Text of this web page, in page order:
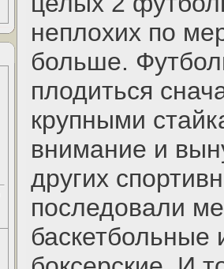
неплохих по
больше.
плодиться
крупными
внимание и
других
последовали